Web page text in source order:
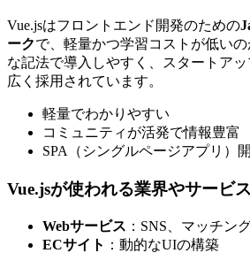
Vue.jsはフロントエンド開発のための
ークで、軽量かつ学習コストが低い
な記法で導入しやすく、スタートア
広く採用されています。
軽量でわかりやすい
コミュニティが活発で情報豊富
SPA（シングルページアプリ）
Vue.jsが使われる業界やサービス
Webサービス ：SNS、マッチン
ECサイト ：動的なUIの構築